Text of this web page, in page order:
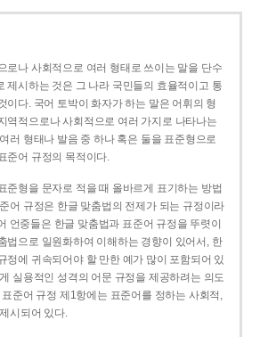
로나 사회적으로 여러 형태로 쓰이는 말을 단수
제시하는 것은 그 나라 국민들의 효율적이고 통
이다. 국어 토박이 화자가 하는 말은 어휘의 형
역적으로나 사회적으로 여러 가지로 나타나는
러 형태나 발음 중 하나 혹은 둘을 표준형으로
준어 규정의 목적이다.
준형을 문자로 적을 때 올바르게 표기하는 방법
어 규정은 한글 맞춤법의 전제가 되는 규정이라
언중들은 한글 맞춤법과 표준어 규정을 뚜렷이
법으로 일원화하여 이해하는 경향이 있어서, 한
정에 귀속되어야 할 만한 예가 많이 포함되어 있
실용적인 성격의 어문 규정을 제공하려는 의도
준어 규정 제1항에는 표준어를 정하는 사회적,
시되어 있다.